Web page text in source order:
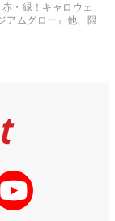
・緑！キャロウェ
ムグロー』他、限